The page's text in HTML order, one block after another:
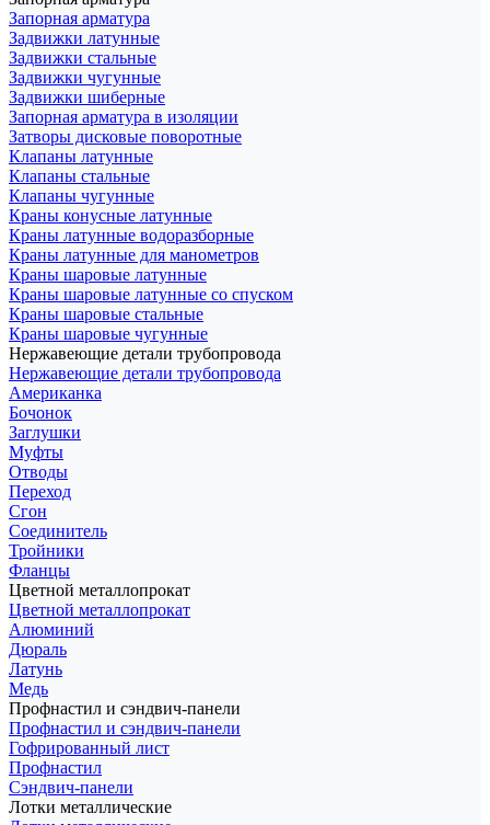
Запорная арматура
Задвижки латунные
Задвижки стальные
Задвижки чугунные
Задвижки шиберные
Запорная арматура в изоляции
Затворы дисковые поворотные
Клапаны латунные
Клапаны стальные
Клапаны чугунные
Краны конусные латунные
Краны латунные водоразборные
Краны латунные для манометров
Краны шаровые латунные
Краны шаровые латунные со спуском
Краны шаровые стальные
Краны шаровые чугунные
Нержавеющие детали трубопровода
Нержавеющие детали трубопровода
Американка
Бочонок
Заглушки
Муфты
Отводы
Переход
Сгон
Соединитель
Тройники
Фланцы
Цветной металлопрокат
Цветной металлопрокат
Алюминий
Дюраль
Латунь
Медь
Профнастил и сэндвич-панели
Профнастил и сэндвич-панели
Гофрированный лист
Профнастил
Сэндвич-панели
Лотки металлические